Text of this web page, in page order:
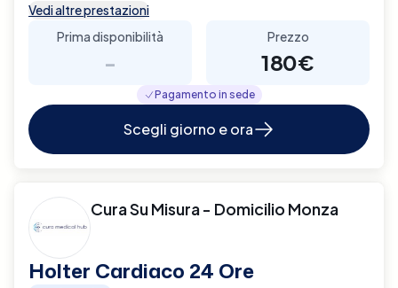
Vedi altre prestazioni
Prima disponibilità
-
Prezzo
180€
Pagamento in sede
Scegli giorno e ora
Cura Su Misura - Domicilio Monza
Holter Cardiaco 24 Ore